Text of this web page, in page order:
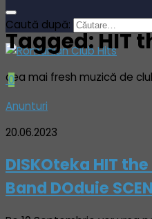
Caută după:
cea mai fresh muzică de
Tagged:HIT
0
Anunturi
20.06.2023
DISKOteka HIT
Band DOduie